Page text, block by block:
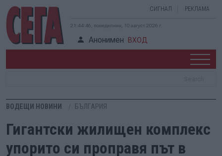
СИГНАЛ РЕКЛАМА
21:44:47, понеделник, 10 август 2026 г.
Анонимен ВХОД
ВОДЕЩИ НОВИНИ БЪЛГАРИЯ
Гигантски жилищен комплекс
упорито си проправя път в